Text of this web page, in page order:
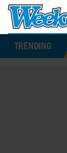
TRENDING
van haar baby